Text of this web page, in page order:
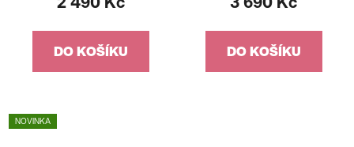
DO KOŠÍKU DO KOŠÍKU
NOVINKA